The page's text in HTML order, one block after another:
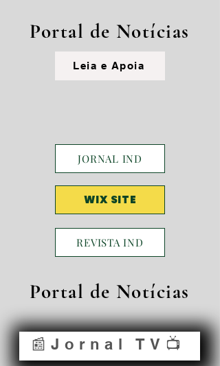
Portal de Notícias
Leia e Apoia
JORNAL IND
WIX SITE
REVISTA IND
Portal de Notícias
📰Jornal TV📺